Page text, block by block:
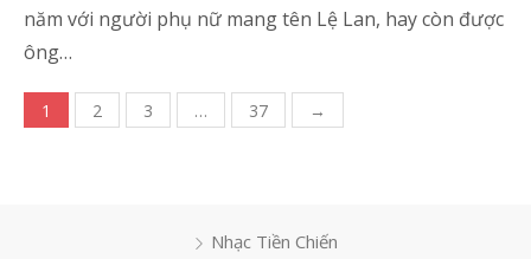
năm với người phụ nữ mang tên Lệ Lan, hay còn được
ông…
Phân
1 2 3 … 37 →
Nhạc Tiền Chiến